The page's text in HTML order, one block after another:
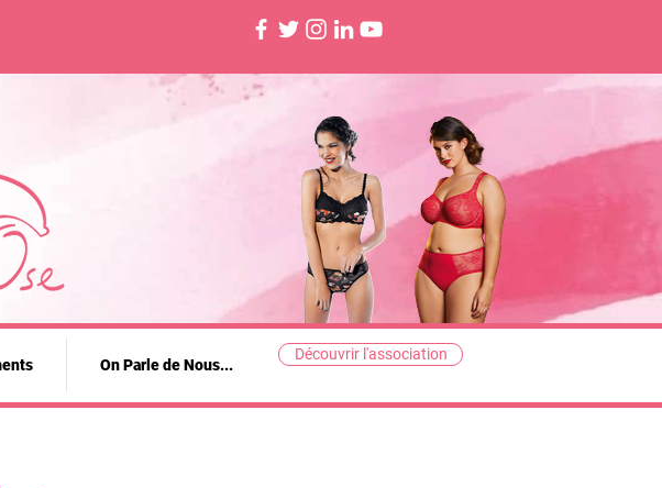
On Parle de Nous...
Découvrir l'association